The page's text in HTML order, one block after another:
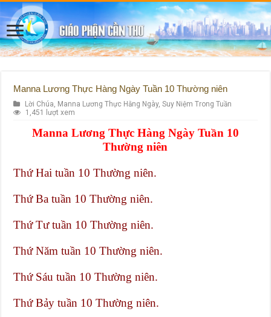
Manna Lương Thực Hàng Ngày Tuần 10 Thường niên
Lời Chúa Manna Lương Thực Hằng Ngày,Suy Niệm Trong Tuần
1,451 lượt xem
Manna Lương Thực Hàng Ngày Tuần 10
Thường niên
Thứ Hai tuần 10 Thường niên.
Thứ Ba tuần 10 Thường niên.
Thứ Tư tuần 10 Thường niên.
Thứ Năm tuần 10 Thường niên.
Thứ Sáu tuần 10 Thường niên.
Thứ Bảy tuần 10 Thường niên.